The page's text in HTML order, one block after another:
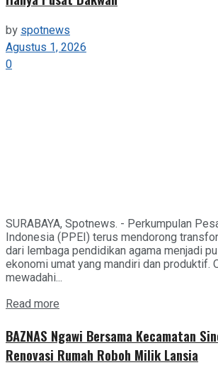
byspotnews
Agustus 1, 2026
0
SURABAYA, Spotnews. - Perkumpulan
Indonesia (PPEI) terus mendorong
dari lembaga pendidikan agama menjadi
ekonomi umat yang mandiri dan produktif.
mewadahi...
Read more
BAZNAS Ngawi Bersama Kecamatan
Renovasi Rumah Roboh Milik Lansia